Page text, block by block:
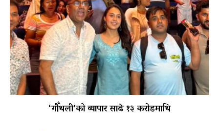
‘गौँथली’को व्यापार साढे १३ करोडमाथि